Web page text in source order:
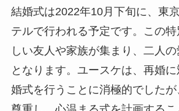
結婚式は2022年10月下旬に、東
テルで行われる予定です。この
しい友人や家族が集まり、二人
となります。ユースケは、再婚
婚式を行うことに消極的でした